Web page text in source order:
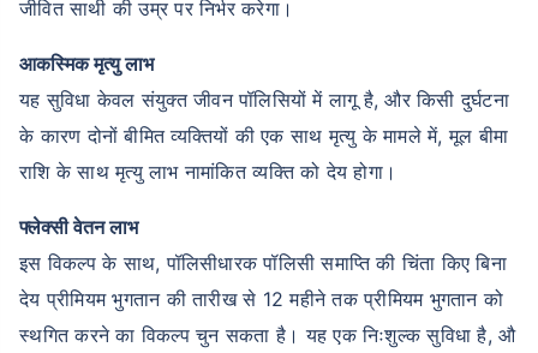
जीवित साथी की उम्र पर निर्भर करेगा।
आकस्मिक मृत्यु लाभ
यह सुविधा केवल संयुक्त जीवन पॉलिसियों में लागू है, और किसी दुर्घटना
के कारण दोनों बीमित व्यक्तियों की एक साथ मृत्यु के मामले में, मूल बीमा
राशि के साथ मृत्यु लाभ नामांकित व्यक्ति को देय होगा।
फ्लेक्सी वेतन लाभ
इस विकल्प के साथ, पॉलिसीधारक पॉलिसी समाप्ति की चिंता किए बिना
देय प्रीमियम भुगतान की तारीख से 12 महीने तक प्रीमियम भुगतान को
स्थगित करने का विकल्प चुन सकता है। यह एक निःशुल्क सुविधा है, औ